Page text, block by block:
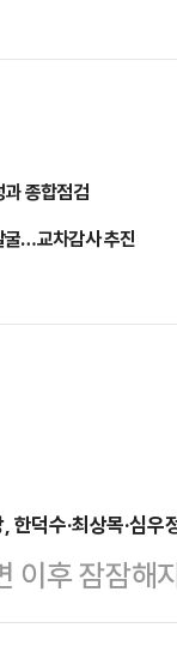
종합점검
굴…교차감사 추진
덕수·최상목·심우
이후 잠잠해
당일 헌법재